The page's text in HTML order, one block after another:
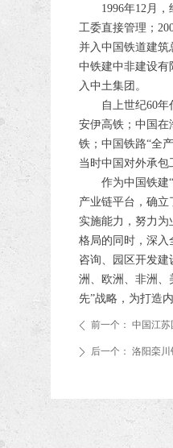
ꄴ 前一个： 中国江苏
ꄲ 后一个： 洛阳栾川
1996年12月，经
工委直接管理；
并入中国铁道建筑
中铁建中非建设有
入中土集团。
自上世纪60年代
安伊高铁；中国在
铁；中国铁路“全
当时中国对外承
作为中国铁建“
产业链平台，确
实施能力，努力
格局的同时，深入
咨询、园区开发
洲、欧洲、非洲、
先”战略，为打造